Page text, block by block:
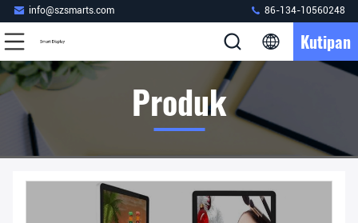
info@szsmarts.com 86-134-10560248
Kutipan
Produk